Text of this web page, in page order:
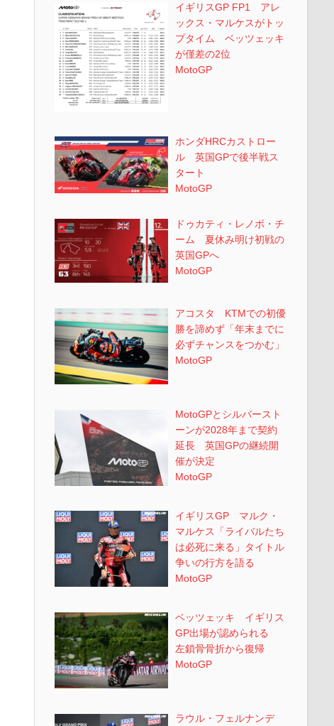
イギリスGP FP1 アレ
ックス・マルケスがトッ
プタイム ベッツェッキ
が僅差の2位
MotoGP
ホンダHRCカストロー
ル 英国GPで後半戦ス
タート
MotoGP
ドゥカティ・レノボ・チ
ーム 夏休み明け初戦の
英国GPへ
MotoGP
アコスタ KTMでの初優
勝を諦めず「年末までに
必ずチャンスをつかむ」
MotoGP
MotoGPとシルバースト
ーンが2028年まで契約
延長 英国GPの継続開
催が決定
MotoGP
イギリスGP マルク・
マルケス「ライバルたち
は必死に来る」タイトル
争いの行方を語る
MotoGP
ベッツェッキ イギリス
GP出場が認められる
左鎖骨骨折から復帰
MotoGP
ラウル・フェルナンデ